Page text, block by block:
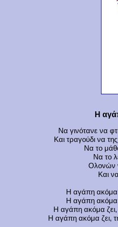
Η
Να γινότανε να
Και τραγούδι να
Να το
Να το
Ολονών
Και
Η αγάπη ακόμα
Η αγάπη ακόμα
Η αγάπη ακόμα
Η αγάπη ακόμα ζει,